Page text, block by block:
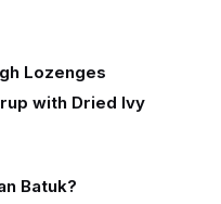
Lozenges
with Dried Ivy
Batuk?